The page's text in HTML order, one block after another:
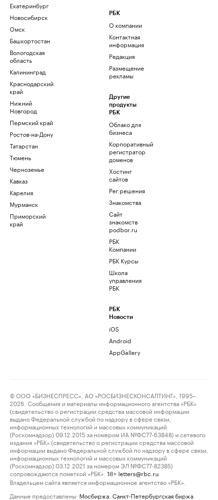
Екатеринбург
Новосибирск
Омск
Башкортостан
Вологодская
область
Калининград
Краснодарский
край
Нижний
Новгород
Пермский край
Ростов-на-Дону
Татарстан
Тюмень
Черноземье
Кавказ
Карелия
Мурманск
Приморский
край
РБК
О компании
Контактная
информация
Редакция
Размещение
рекламы
Другие
продукты
РБК
Облако для
бизнеса
Корпоративный
регистратор
доменов
Хостинг
сайтов
Рег.решения
Знакомства
Сайт
знакомств
podbor.ru
РБК
Компании
РБК Курсы
Школа
управления
РБК
РБК
Новости
iOS
Android
AppGallery
© ООО «БИЗНЕСПРЕСС», АО «РОСБИЗНЕСКОНСАЛТИНГ», 1995–
2026. Сообщения и материалы информационного агентства «РБК»
(свидетельство о регистрации средства массовой информации
выдано Федеральной службой по надзору в сфере связи,
информационных технологий и массовых коммуникаций
(Роскомнадзор) 09.12.2015 за номером ИА №ФС77-63848) и сетевого
издания «РБК» (свидетельство о регистрации средства массовой
информации выдано Федеральной службой по надзору в сфере связи,
информационных технологий и массовых коммуникаций
(Роскомнадзор) 03.12.2021 за номером ЭЛ №ФС77-82385)
сопровождаются пометкой «РБК».
18+ letters@rbc.ru
Владельцем сайта является информационное агентство «РБК».
Данные предоставлены: Мосбиржа Санкт-Петербургская биржа